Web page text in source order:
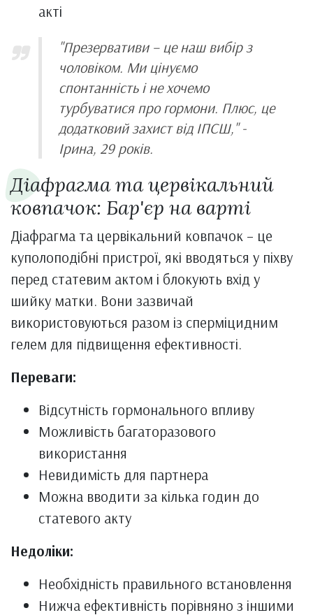
акті
"Презервативи – це наш вибір з
чоловіком. Ми цінуємо
спонтанність і не хочемо
турбуватися про гормони. Плюс, це
додатковий захист від ІПСШ," -
Ірина, 29 років.
Діафрагма та цервікальний
ковпачок: Бар'єр на варті
Діафрагма та цервікальний ковпачок – це
куполоподібні пристрої, які вводяться у піхву
перед статевим актом і блокують вхід у
шийку матки. Вони зазвичай
використовуються разом із сперміцидним
гелем для підвищення ефективності.
Переваги:
Відсутність гормонального впливу
Можливість багаторазового
використання
Невидимість для партнера
Можна вводити за кілька годин до
статевого акту
Недоліки:
Необхідність правильного встановлення
Нижча ефективність порівняно з іншими